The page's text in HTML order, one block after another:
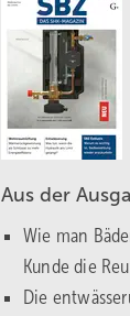
Aus der
Wie man
Kunde die
Die